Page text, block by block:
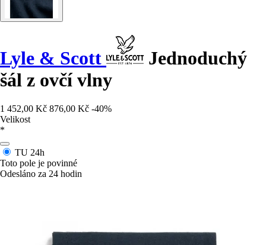
Lyle & Scott
Jednoduchý
šál z ovčí vlny
1 452,00 Kč 876,00 Kč -40%
Velikost
*
TU 24h
Toto pole je povinné
Odesláno za 24 hodin